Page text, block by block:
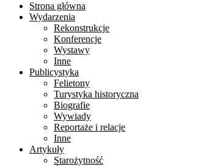
Strona główna
Wydarzenia
Rekonstrukcje
Konferencje
Wystawy
Inne
Publicystyka
Felietony
Turystyka historyczna
Biografie
Wywiady
Reportaże i relacje
Inne
Artykuły
Starożytność